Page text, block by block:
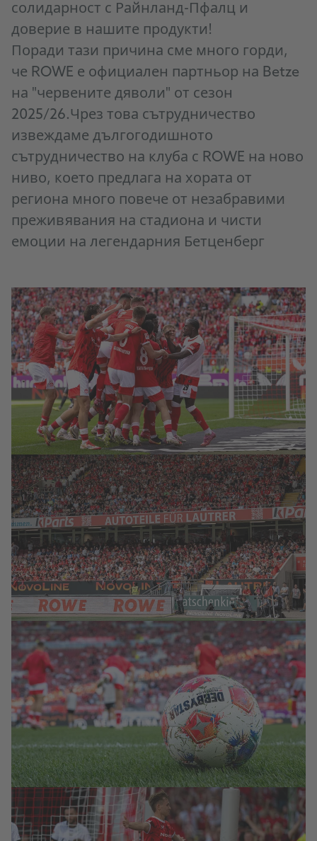
солидарност с Райнланд-Пфалц и
доверие в нашите продукти!
Поради тази причина сме много горди,
че ROWE е официален партньор на Betze
на "червените дяволи" от сезон
2025/26.Чрез това сътрудничество
извеждаме дългогодишното
сътрудничество на клуба с ROWE на ново
ниво, което предлага на хората от
региона много повече от незабравими
преживявания на стадиона и чисти
емоции на легендарния Бетценберг